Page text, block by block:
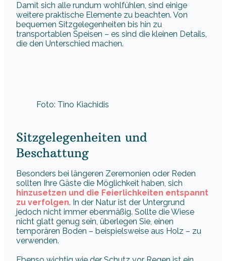
Damit sich alle rundum wohlfühlen, sind einige
weitere praktische Elemente zu beachten. Von
bequemen Sitzgelegenheiten bis hin zu
transportablen Speisen – es sind die kleinen Details,
die den Unterschied machen.
Foto: Tino Kiachidis
Sitzgelegenheiten und
Beschattung
Besonders bei längeren Zeremonien oder Reden
sollten Ihre Gäste die Möglichkeit haben, sich
hinzusetzen und die Feierlichkeiten entspannt
zu verfolgen. In der Natur ist der Untergrund
jedoch nicht immer ebenmäßig. Sollte die Wiese
nicht glatt genug sein, überlegen Sie, einen
temporären Boden – beispielsweise aus Holz – zu
verwenden.